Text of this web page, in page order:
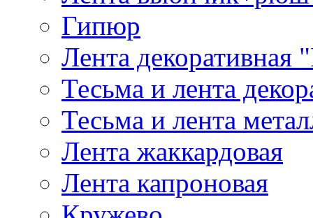
Гипюр
Лента декоративная
Тесьма и лента
Тесьма и лента
Лента жаккардовая
Лента капроновая